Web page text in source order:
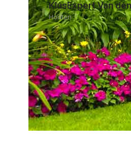
KlusExpert Van
Houten